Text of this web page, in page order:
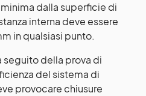
minima dalla superficie di
interna deve essere
in qualsiasi punto.
seguito della prova di
del sistema di
provocare chiusure